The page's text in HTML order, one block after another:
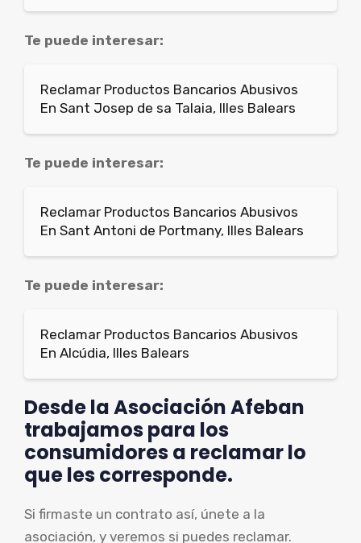
Te puede interesar:
Reclamar Productos Bancarios Abusivos
En Sant Josep de sa Talaia, Illes Balears
Te puede interesar:
Reclamar Productos Bancarios Abusivos
En Sant Antoni de Portmany, Illes Balears
Te puede interesar:
Reclamar Productos Bancarios Abusivos
En Alcúdia, Illes Balears
Desde la Asociación Afeban
trabajamos para los
consumidores a reclamar lo
que les corresponde.
Si firmaste un contrato así, únete a la
asociación, y veremos si puedes reclamar.